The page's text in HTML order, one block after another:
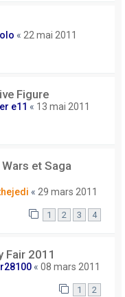
« 22 mai 2011
Figure
e11 « 13 mai 2011
et Saga
« 29 mars 2011
1 2 3 4
Fair 2011
« 08 mars 2011
1 2